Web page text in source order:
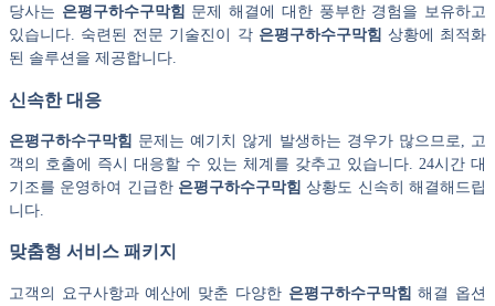
당사는 은평구하수구막힘 문제 해결에 대한 풍부한 경험을 보유하고
있습니다. 숙련된 전문 기술진이 각 은평구하수구막힘 상황에 최적화
된 솔루션을 제공합니다.
신속한 대응
은평구하수구막힘 문제는 예기치 않게 발생하는 경우가 많으므로, 고
객의 호출에 즉시 대응할 수 있는 체계를 갖추고 있습니다. 24시간 대
기조를 운영하여 긴급한 은평구하수구막힘 상황도 신속히 해결해드립
니다.
맞춤형 서비스 패키지
고객의 요구사항과 예산에 맞춘 다양한 은평구하수구막힘 해결 옵션